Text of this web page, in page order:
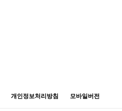
개인정보처리방침 모바일버전